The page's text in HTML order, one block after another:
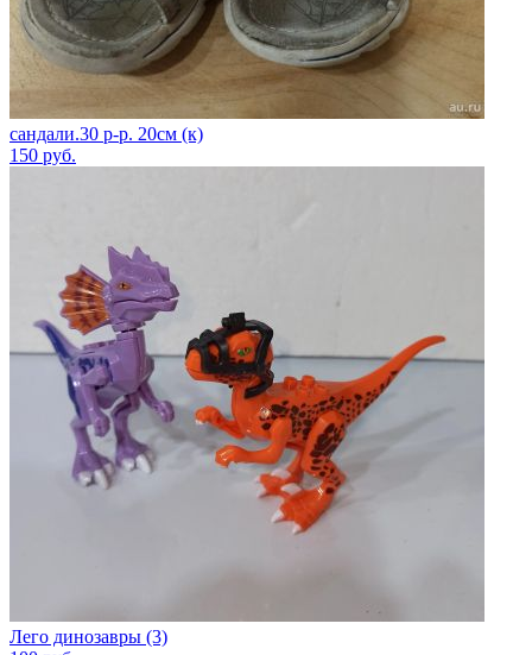
сандали.30 р-р. 20см (к)
150 руб.
Лего динозавры (3)